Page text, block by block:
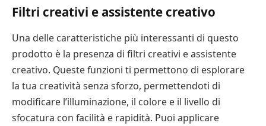
Filtri creativi e assistente creativo
Una delle caratteristiche più interessanti di questo
prodotto è la presenza di filtri creativi e assistente
creativo. Queste funzioni ti permettono di esplorare
la tua creatività senza sforzo, permettendoti di
modificare l’illuminazione, il colore e il livello di
sfocatura con facilità e rapidità. Puoi applicare